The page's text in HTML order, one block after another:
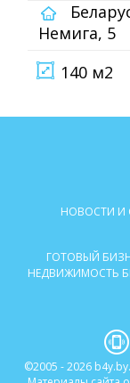
Немига, 5
140 м2
НОВОСТИ И
ГОТОВЫЙ
НЕДВИЖИМОСТЬ
©2005 - 2026